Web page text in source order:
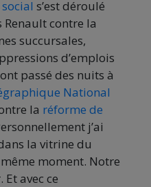
s’est déroulé
contre la
succursales,
d’emplois
passé des nuits à
National
la réforme de
j’ai
la vitrine du
moment. Notre
Et avec ce